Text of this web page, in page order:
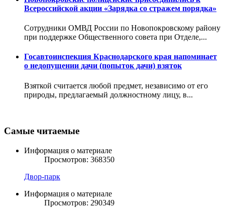
Всероссийской акции «Зарядка со стражем порядка»
Сотрудники ОМВД России по Новопокровскому району
при поддержке Общественного совета при Отделе,...
Госавтоинспекция Краснодарского края напоминает
о недопущении дачи (попыток дачи) взяток
Взяткой считается любой предмет, независимо от его
природы, предлагаемый должностному лицу, в...
Самые читаемые
Информация о материале
Просмотров: 368350
Двор-парк
Информация о материале
Просмотров: 290349